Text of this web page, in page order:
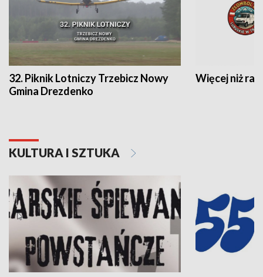
32. Piknik Lotniczy Trzebicz Nowy
Gmina Drezdenko
Więcej niż rajd
KULTURA I SZTUKA